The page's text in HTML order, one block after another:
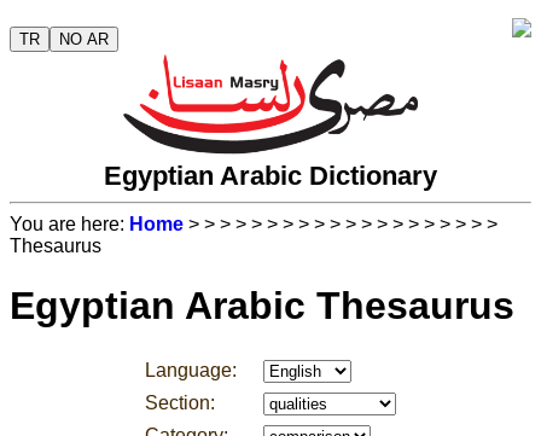
TR NO AR
Egyptian Arabic Dictionary
You are here: Home > > > > > > > > > > > > > > > > > > > >
Thesaurus
Egyptian Arabic Thesaurus
Language:
Section: